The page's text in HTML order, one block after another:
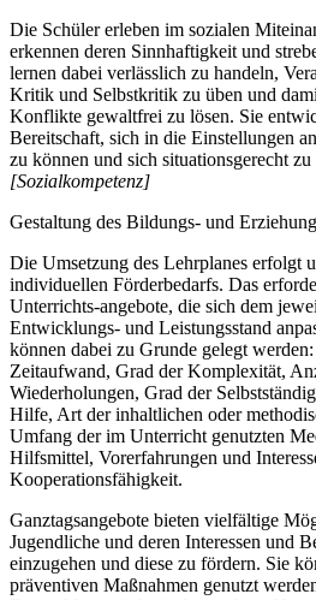
Die Schüler erleben im sozialen
erkennen deren Sinnhaftigkeit und
lernen dabei verlässlich zu handeln,
Kritik und Selbstkritik zu üben und
Konflikte gewaltfrei zu lösen. Sie
Bereitschaft, sich in die Einstellungen
zu können und sich situationsgerecht zu
[Sozialkompetenz]
Gestaltung des Bildungs- und
Die Umsetzung des Lehrplanes erfolgt
individuellen Förderbedarfs. Das
Unterrichts-angebote, die sich dem
Entwicklungs- und Leistungsstand
können dabei zu Grunde gelegt
Zeitaufwand, Grad der Komplexität,
Wiederholungen, Grad der
Hilfe, Art der inhaltlichen oder
Umfang der im Unterricht genutzten
Hilfsmittel, Vorerfahrungen und
Kooperationsfähigkeit.
Ganztagsangebote bieten vielfältige
Jugendliche und deren Interessen und
einzugehen und diese zu fördern. Sie
präventiven Maßnahmen genutzt